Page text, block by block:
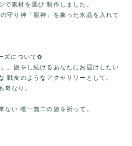
で素材を選び 制作しました。
守り神「龍神」を象った水晶を入れて
ズについて✿
。旅をし続けるあなたにお届けしたい
戦友のようなアクセサリーとして。
奇なり。
ない 唯一無二の旅を祈って。